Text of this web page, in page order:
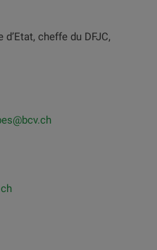
cheffe du DFJC,